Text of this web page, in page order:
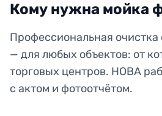
Кому нужна мойка
Профессиональная очистка
— для любых объектов: от
торговых центров. НОВА
с актом и фотоотчётом.